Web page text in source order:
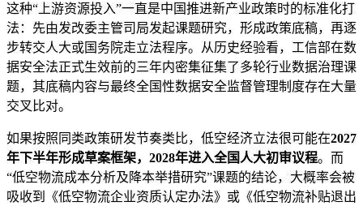
这种“上游资源投入”一直是中国推进新产业政策时的标准化打
法：先由发改委主管司局发起课题研究，形成政策底稿，再逐
步转交人大或国务院走立法程序。从历史经验看，工信部在数
据安全法正式生效前的三年内密集征集了多轮行业数据治理课
题，其底稿内容与最终全国性数据安全监督管理制度存在大量
交叉比对。
如果按照同类政策研发节奏类比，低空经济立法很可能在2027
年下半年形成草案框架，2028年进入全国人大初审议程。而
“低空物流成本分析及降本举措研究”课题的结论，大概率会被
吸收到《低空物流企业资质认定办法》或《低空物流补贴退出